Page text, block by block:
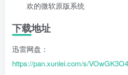
欢的微软原版系统
下载地址
迅雷网盘：
https://pan.xunlei.com/s/